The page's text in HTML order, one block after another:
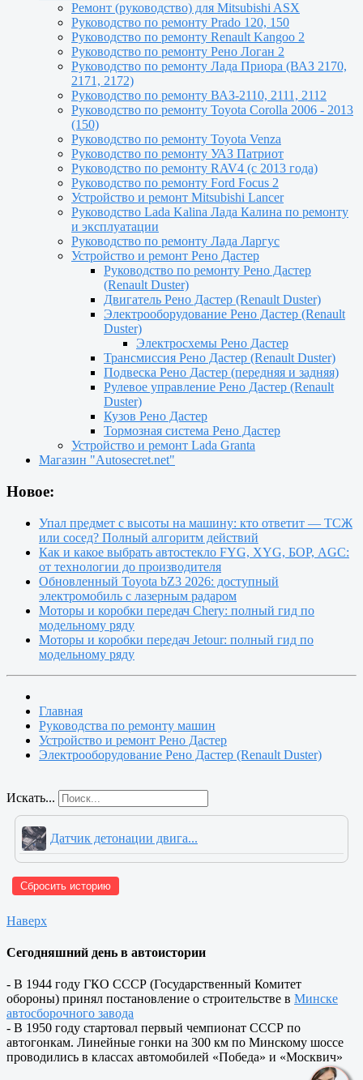
Ремонт (руководство) для Mitsubishi ASX
Руководство по ремонту Prado 120, 150
Руководство по ремонту Renault Kangoo 2
Руководство по ремонту Рено Логан 2
Руководство по ремонту Лада Приора (ВАЗ 2170,
2171, 2172)
Руководство по ремонту ВАЗ-2110, 2111, 2112
Руководство по ремонту Toyota Сorolla 2006 - 2013
(150)
Руководство по ремонту Toyota Venza
Руководство по ремонту УАЗ Патриот
Руководство по ремонту RAV4 (с 2013 года)
Руководство по ремонту Ford Focus 2
Устройство и ремонт Mitsubishi Lancer
Руководство Lada Kalina Лада Калина по ремонту
и эксплуатации
Руководство по ремонту Лада Ларгус
Устройство и ремонт Рено Дастер
Руководство по ремонту Рено Дастер
(Renault Duster)
Двигатель Рено Дастер (Renault Duster)
Электрооборудование Рено Дастер (Renault
Duster)
Электросхемы Рено Дастер
Трансмиссия Рено Дастер (Renault Duster)
Подвеска Рено Дастер (передняя и задняя)
Рулевое управление Рено Дастер (Renault
Duster)
Кузов Рено Дастер
Тормозная система Рено Дастер
Устройство и ремонт Lada Granta
Магазин "Autosecret.net"
Новое:
Упал предмет с высоты на машину: кто ответит — ТСЖ
или сосед? Полный алгоритм действий
Как и какое выбрать автостекло FYG, XYG, БОР, AGC:
от технологии до производителя
Обновленный Toyota bZ3 2026: доступный
электромобиль с лазерным радаром
Моторы и коробки передач Chery: полный гид по
модельному ряду
Моторы и коробки передач Jetour: полный гид по
модельному ряду
Главная
Руководства по ремонту машин
Устройство и ремонт Рено Дастер
Электрооборудование Рено Дастер (Renault Duster)
Искать...
Датчик детонации двига...
Сбросить историю
Наверх
Сегодняшний день в автоистории
- В 1944 году ГКО СССР (Государственный Комитет
обороны) принял постановление о строительстве в Минске
автосборочного завода
- В 1950 году стартовал первый чемпионат СССР по
автогонкам. Линейные гонки на 300 км по Минскому шоссе
проводились в классах автомобилей «Победа» и «Москвич»